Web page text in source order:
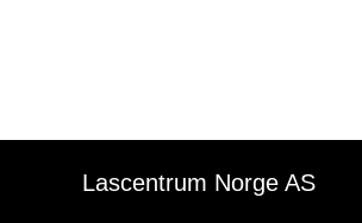
Lascentrum Norge AS